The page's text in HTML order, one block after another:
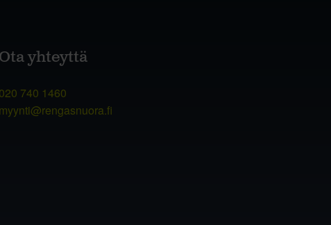
Ota yhteyttä
020 740 1460
myynti@rengasnuora.fi